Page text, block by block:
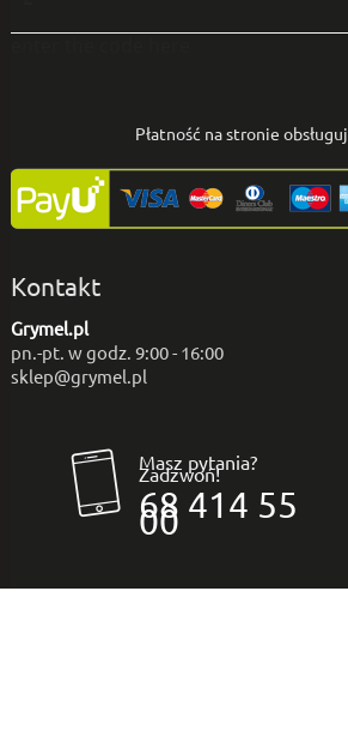
Płatność na stronie
Kontakt
Grymel.pl
pn.-pt. w godz. 9:00 - 16:00
sklep@grymel.pl
Masz pytania?
Zadzwoń!
68 414 55
00